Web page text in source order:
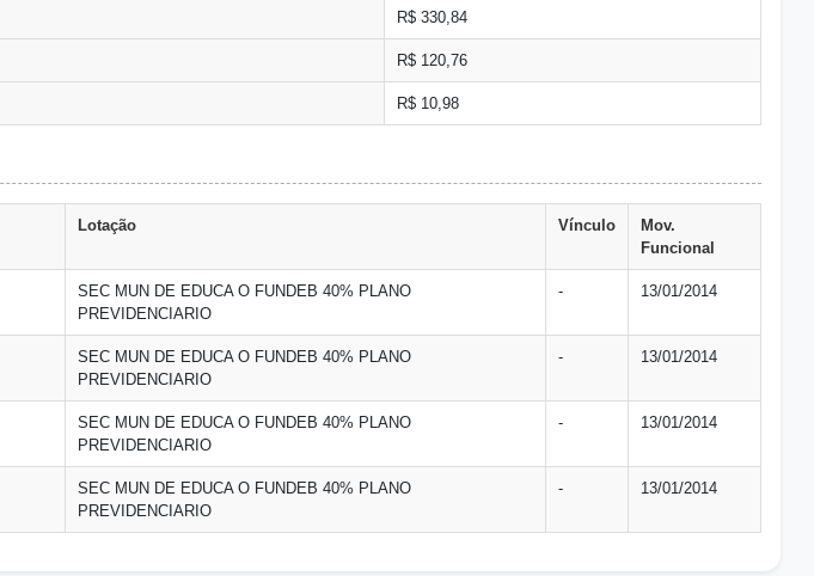
R$ 330,84
R$ 120,76
R$ 10,98
Lotação Vínculo
Mov.
Funcional
SEC MUN DE EDUCA O FUNDEB 40% PLANO
PREVIDENCIARIO
- 13/01/2014
SEC MUN DE EDUCA O FUNDEB 40% PLANO
PREVIDENCIARIO
- 13/01/2014
SEC MUN DE EDUCA O FUNDEB 40% PLANO
PREVIDENCIARIO
- 13/01/2014
SEC MUN DE EDUCA O FUNDEB 40% PLANO
PREVIDENCIARIO
- 13/01/2014